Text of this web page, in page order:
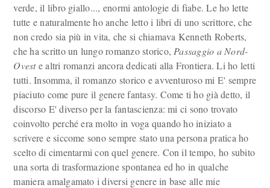
verde, il libro giallo..., enormi antologie di fiabe. Le ho lette
tutte e naturalmente ho anche letto i libri di uno scrittore, che
non credo sia più in vita, che si chiamava Kenneth Roberts,
che ha scritto un lungo romanzo storico, Passaggio a Nord-
Oveste altri romanzi ancora dedicati alla Frontiera. Li ho letti
tutti. Insomma, il romanzo storico e avventuroso mi E' sempre
piaciuto come pure il genere fantasy. Come ti ho già detto, il
discorso E' diverso per la fantascienza: mi ci sono trovato
coinvolto perché era molto in voga quando ho iniziato a
scrivere e siccome sono sempre stato una persona pratica ho
scelto di cimentarmi con quel genere. Con il tempo, ho subito
una sorta di trasformazione spontanea ed ho in qualche
maniera amalgamato i diversi genere in base alle mie